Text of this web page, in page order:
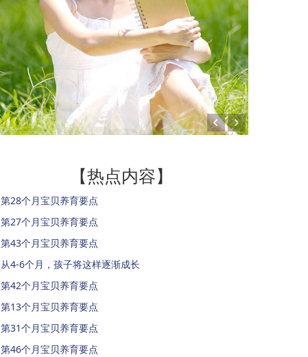
【热点内容】
第28个月宝贝养育要点
第27个月宝贝养育要点
第43个月宝贝养育要点
从4-6个月，孩子将这样逐渐成长
第42个月宝贝养育要点
第13个月宝贝养育要点
第31个月宝贝养育要点
第46个月宝贝养育要点